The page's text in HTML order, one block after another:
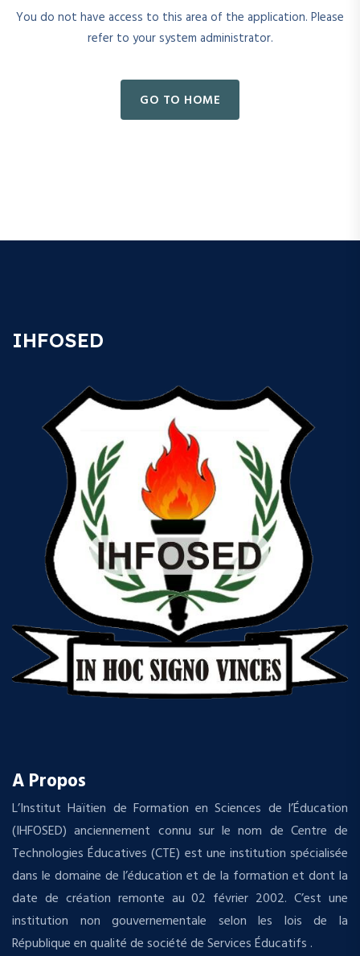
You do not have access to this area of the application. Please
refer to your system administrator.
GO TO HOME
IHFOSED
A Propos
L’Institut Haïtien de Formation en Sciences de l’Éducation
(IHFOSED) anciennement connu sur le nom de Centre de
Technologies Éducatives (CTE) est une institution spécialisée
dans le domaine de l’éducation et de la formation et dont la
date de création remonte au 02 février 2002. C’est une
institution non gouvernementale selon les lois de la
République en qualité de société de Services Éducatifs .